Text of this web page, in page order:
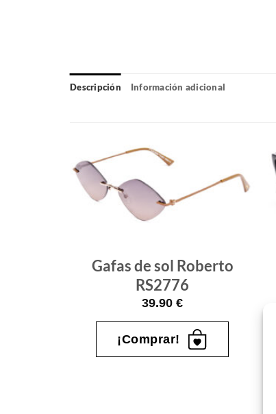
Descripción Información adicional
de sol
Gafas de sol Roberto
RS2776
39.90 €
¡Comprar!